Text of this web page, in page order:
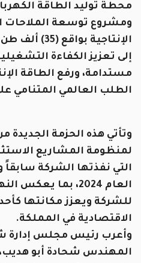
محطة توليد الطاقة
ومشروع توسعة الملاحات
الإنتاجية
إلى تعزيز الكفاءة
مستدامة، ورفع الطاقة
الطلب العالمي المتنامي
وتأتي هذه الحزمة الجديدة
لمنظومة المشاريع
التي نفذتها الشركة سابقاً
العام 2024، بما
للشركة ويعزز مكانتها
الاقتصادية في المملكة.
وأعرب رئيس مجلس إدارة
المهندس شحادة أبو هديب،